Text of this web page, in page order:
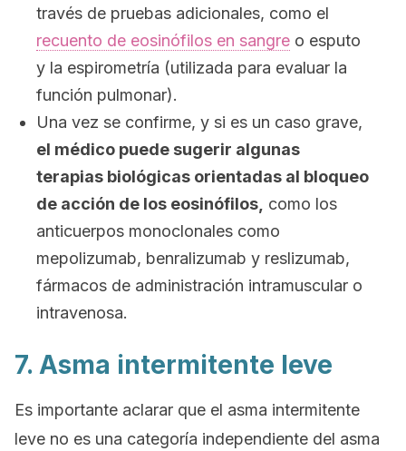
través de pruebas adicionales, como el
recuento de eosinófilos en sangre o esputo
y la espirometría (utilizada para evaluar la
función pulmonar).
Una vez se confirme, y si es un caso grave,
el médico puede sugerir algunas
terapias biológicas orientadas al bloqueo
de acción de los eosinófilos, como los
anticuerpos monoclonales como
mepolizumab, benralizumab y reslizumab,
fármacos de administración intramuscular o
intravenosa.
7. Asma intermitente leve
Es importante aclarar que el asma intermitente
leve no es una categoría independiente del asma